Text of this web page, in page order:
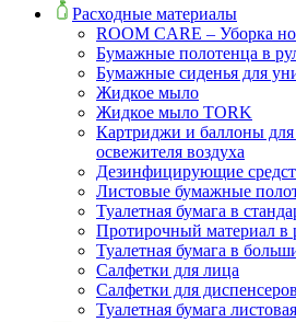
Расходные материалы
ROOM CARE – Уборка
Бумажные полотенца в
Бумажные сиденья для
Жидкое мыло
Жидкое мыло TORK
Картриджи и баллоны для
освежителя воздуха
Дезинфицирующие
Листовые бумажные
Туалетная бумага в
Протирочный материал в
Туалетная бумага в
Салфетки для лица
Салфетки для диспенсеров
Туалетная бумага листовая